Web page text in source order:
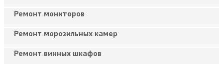
Ремонт мониторов
Ремонт морозильных камер
Ремонт винных шкафов